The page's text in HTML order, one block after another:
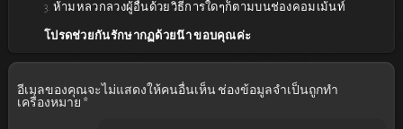
3. ห้ามหลวกลวงผู้อื่นด้วยวิธีการใดๆก็ตามบนช่องคอมเม้นท์
โปรดช่วยกันรักษากฏด้วยน๊า ขอบคุณค่ะ
อีเมลของคุณจะไม่แสดงให้คนอื่นเห็น ช่องข้อมูลจำเป็นถูกทำ
เครื่องหมาย *